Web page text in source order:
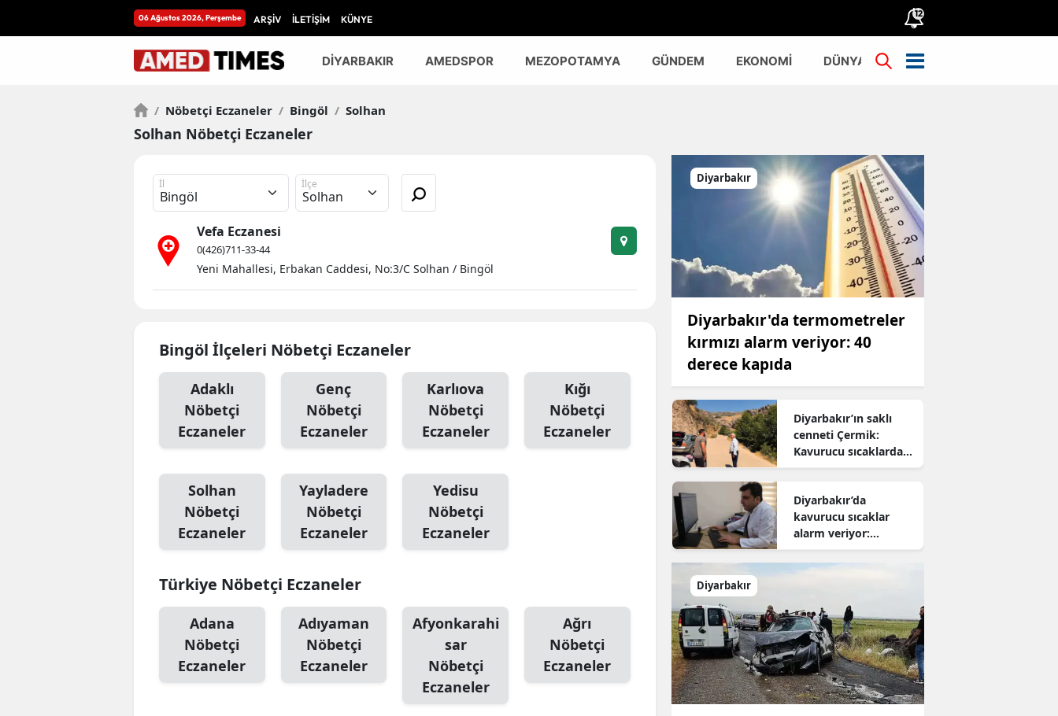
06 Ağustos 2026, Perşembe ARŞİV İLETİŞİM KÜNYE 12
DİYARBAKIR AMEDSPOR MEZOPOTAMYA GÜNDEM EKONOMİ DÜNYA TÜRKİYE
/ Nöbetçi Eczaneler / Bingöl / Solhan
Solhan Nöbetçi Eczaneler
İl İlçe
Vefa Eczanesi
0(426)711-33-44
Yeni Mahallesi, Erbakan Caddesi, No:3/C Solhan / Bingöl
Bingöl İlçeleri Nöbetçi Eczaneler
Adaklı
Nöbetçi
Eczaneler
Genç
Nöbetçi
Eczaneler
Karlıova
Nöbetçi
Eczaneler
Kığı
Nöbetçi
Eczaneler
Solhan
Nöbetçi
Eczaneler
Yayladere
Nöbetçi
Eczaneler
Yedisu
Nöbetçi
Eczaneler
Türkiye Nöbetçi Eczaneler
Adana
Nöbetçi
Eczaneler
Adıyaman
Nöbetçi
Eczaneler
Afyonkarahi
sar
Nöbetçi
Eczaneler
Ağrı
Nöbetçi
Eczaneler
Diyarbakır
Diyarbakır'da termometreler
kırmızı alarm veriyor: 40
derece kapıda
Diyarbakır’ın saklı
cenneti Çermik:
Kavurucu sıcaklardan
kaçanların yeni adresi
Diyarbakır’da
kavurucu sıcaklar
alarm veriyor:
Uzmanından hayati
uyarı
Diyarbakır